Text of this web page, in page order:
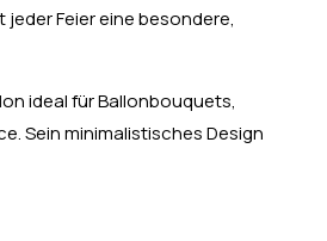
jeder Feier eine besondere,
ideal für Ballonbouquets,
Sein minimalistisches Design